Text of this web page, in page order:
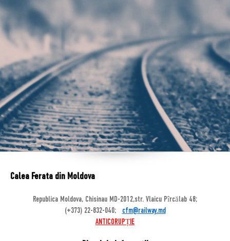
Calea Ferata din Moldova
Republica Moldova, Chisinau MD-2012,str. Vlaicu Pîrcălab 48;
(+373) 22-832-040;
cfm@railway.md
ANTICORUPȚIE